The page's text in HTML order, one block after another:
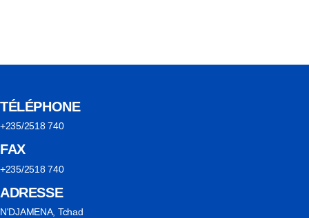
TÉLÉPHONE
+235/2518 740
FAX
+235/2518 740
ADRESSE
N'DJAMENA, Tchad